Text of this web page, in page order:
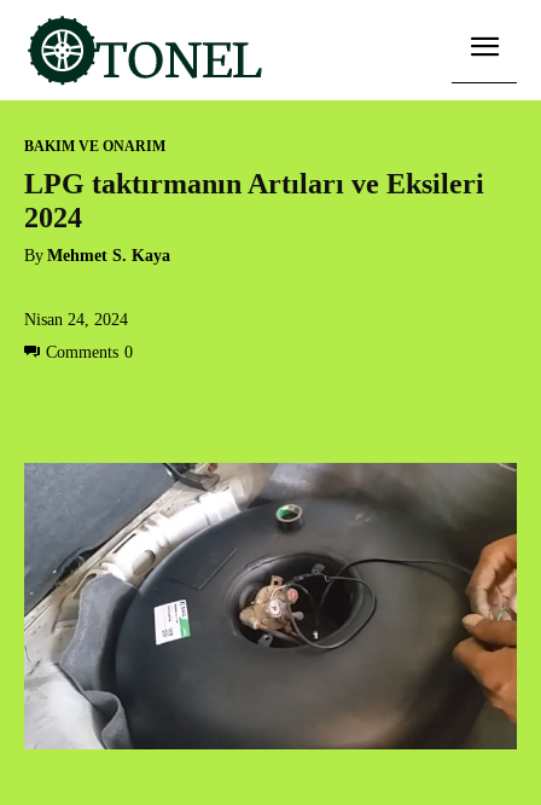
Nisan 24, 2024
Comments 0
BAKIM VE ONARIM
LPG taktırmanın Artıları ve Eksileri
2024
By Mehmet S. Kaya